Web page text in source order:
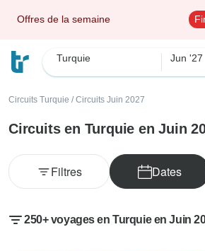
Offres de la semaine
Turquie Jun '27
Circuits Turquie / Circuits Juin 2027
Circuits en Turquie en Juin
Dates
Filtres
250+ voyages en Turquie en Juin